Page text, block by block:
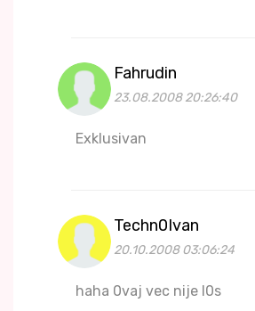
Fahrudin
23.08.2008 20:26:40
Exklusivan
Techn0Ivan
20.10.2008 03:06:24
haha 0vaj vec nije l0s